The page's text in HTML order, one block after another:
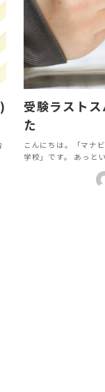
受験ラスト
た
こんにちは。「マナ
学校」です。 あっと